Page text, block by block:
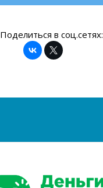
Поделиться в соц.сетях: